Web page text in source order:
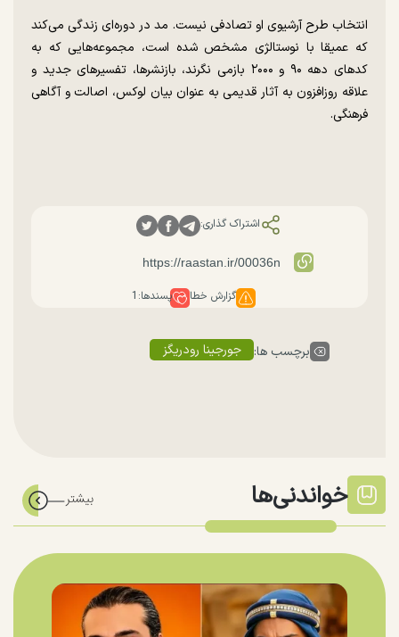
انتخاب طرح آرشیوی او تصادفی نیست. مد در دوره‌ای زندگی می‌کند
که عمیقا با نوستالژی مشخص شده است، مجموعه‌هایی که به
کد‌های دهه ۹۰ و ۲۰۰۰ بازمی نگرند، بازنشرها، تفسیر‌های جدید و
علاقه روزافزون به آثار قدیمی به عنوان بیان لوکس، اصالت و آگاهی
فرهنگی.
اشتراک گذاری:
گزارش خطا پسندها: 1
برچسب ها: جورجینا رودریگز
خواندنی‌ها